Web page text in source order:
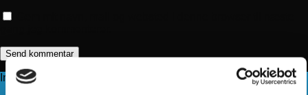
Information